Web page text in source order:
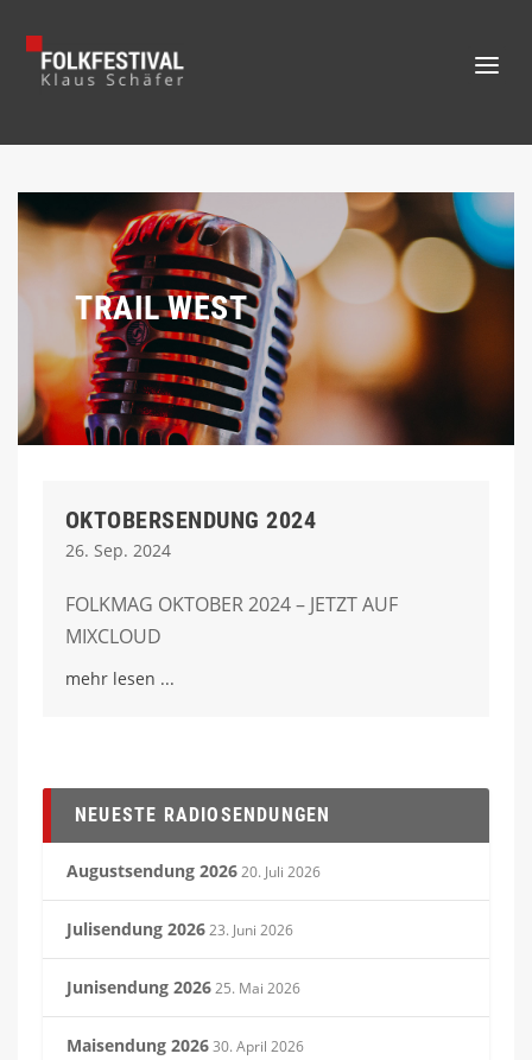
TRAIL WEST
OKTOBERSENDUNG 2024
26. Sep. 2024
FOLKMAG OKTOBER 2024 – JETZT AUF
MIXCLOUD
mehr lesen
NEUESTE RADIOSENDUNGEN
Augustsendung 202620. Juli 2026
Julisendung 202623. Juni 2026
Junisendung 202625. Mai 2026
Maisendung 202630. April 2026